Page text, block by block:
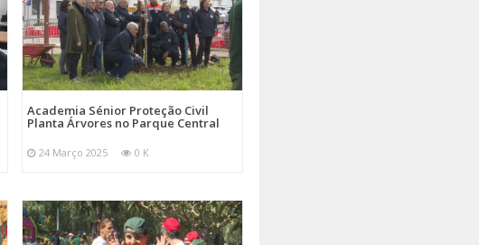
Academia Sénior Proteção Civil
Planta Árvores no Parque Central
24 Março 2025 0 K